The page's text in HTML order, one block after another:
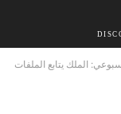
الملك يتابع الملفات